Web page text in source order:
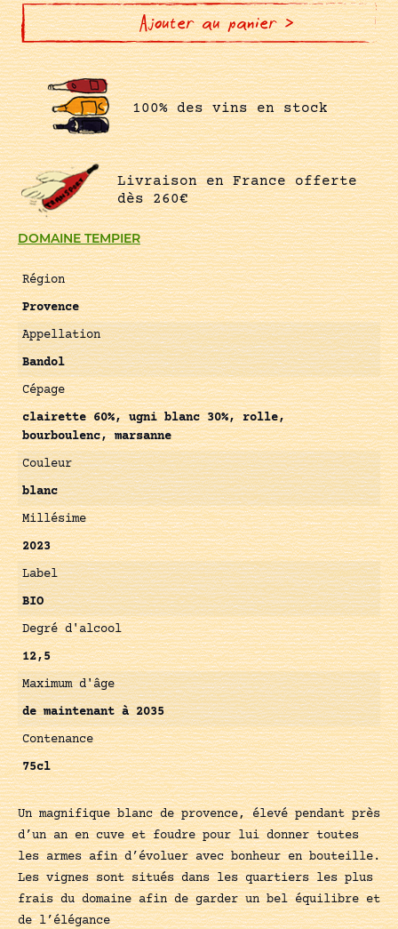
DOMAINE TEMPIER
Région
Provence
Appellation
Bandol
Cépage
clairette 60%, ugni blanc 30%, rolle,
bourboulenc, marsanne
Couleur
blanc
Millésime
2023
Label
BIO
Degré d'alcool
12,5
Maximum d'âge
de maintenant à 2035
Contenance
75cl
Un magnifique blanc de provence, élevé pendant près
d’un an en cuve et foudre pour lui donner toutes
les armes afin d’évoluer avec bonheur en bouteille.
Les vignes sont situés dans les quartiers les plus
frais du domaine afin de garder un bel équilibre et
de l’élégance
BLANC
Ajouter au panier >
100% des vins en stock
Livraison en France offerte
dès 260€